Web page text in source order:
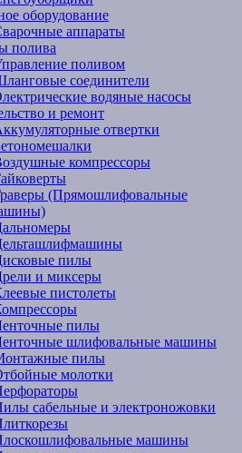
оборудование
аппараты
полива
поливом
соединители
водяные насосы
и ремонт
отвертки
компрессоры
(Прямошлифовальные
пилы
и миксеры
пистолеты
пилы
шлифовальные машины
пилы
молотки
сабельные и электроножовки
машины